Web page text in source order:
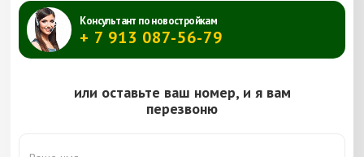
Адрес:ул. ​Северо-Западная, 48а
Тип:2-комнатная
Комнат:2
Консультант по новостройкам
+ 7 913 087-56-79
или оставьте ваш номер, и я вам
перезвоню